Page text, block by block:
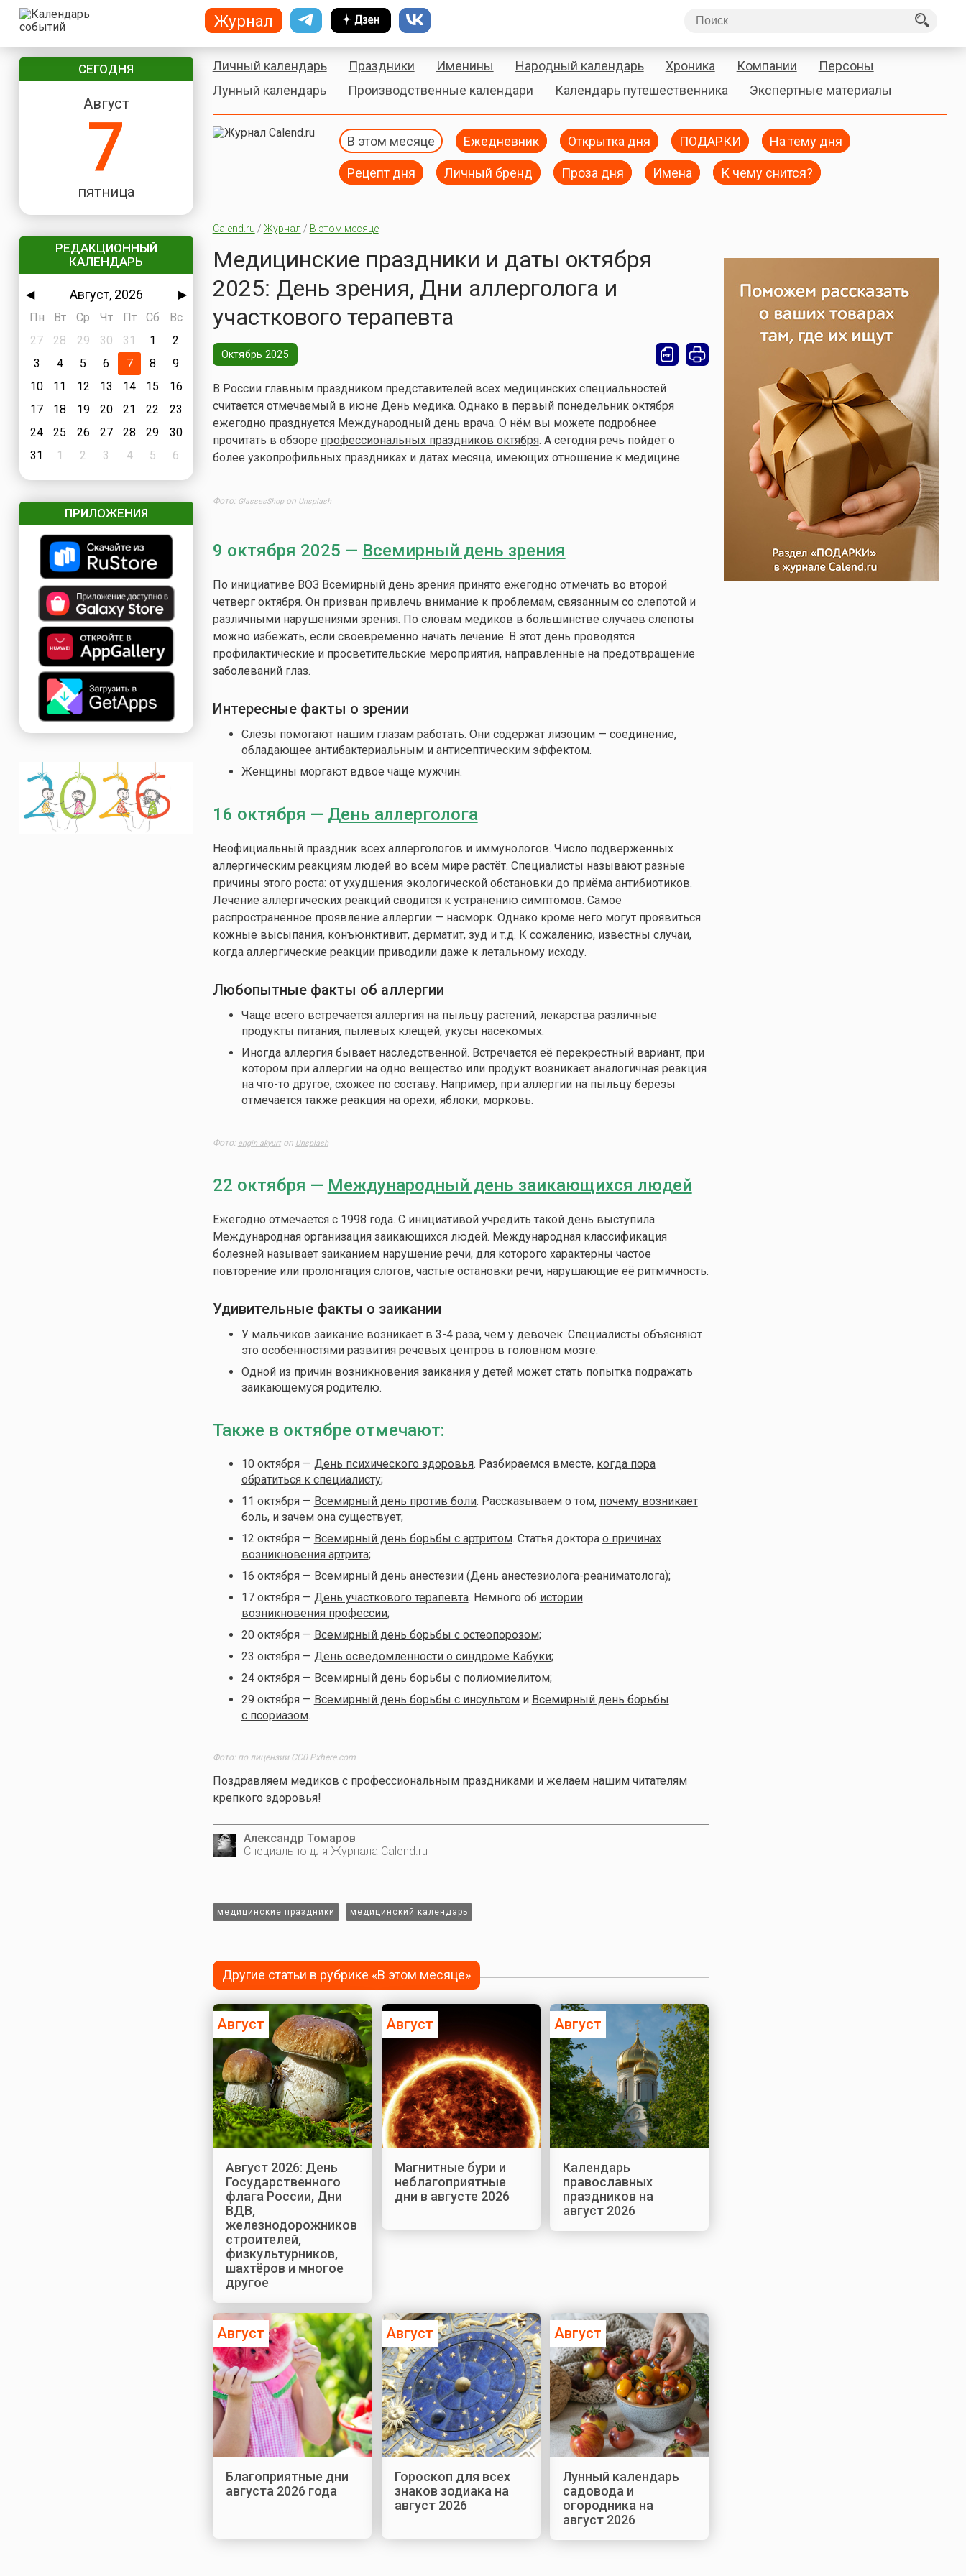
СЕГОДНЯ
Август
7
пятница
РЕДАКЦИОННЫЙ
КАЛЕНДАРЬ
◀ Август, 2026
▶
Пн
Вт Ср Чт Пт Сб
Вс
27
28 29 30 31 1
2
3
4 5 6 7 8
9
10
11 12 13 14 15
16
17
18 19 20 21 22
23
24
25 26 27 28 29
30
31
1 2 3 4 5 6
ПРИЛОЖЕНИЯ
Личный календарь Праздники Именины Народный календарь Хроника Компании
Персоны
Лунный календарь
Производственные календари Календарь путешественника Экспертные материалы
В этом месяце Ежедневник Открытка дня ПОДАРКИ На тему дня
Рецепт дня Личный бренд Проза дня Имена К чему снится?
Calend.ru / Журнал / В этом месяце
Медицинские праздники и даты октября
2025: День зрения, Дни аллерголога и
участкового терапевта
Октябрь 2025
В России главным праздником представителей всех медицинских специальностей
считается отмечаемый в июне День медика. Однако в первый понедельник октября
ежегодно празднуется Международный день врача. О нём вы можете подробнее
прочитать в обзоре профессиональных праздников октября. А сегодня речь пойдёт о
более узкопрофильных праздниках и датах месяца, имеющих отношение к медицине.
Фото: GlassesShopon Unsplash
9 октября 2025 — Всемирный день зрения
По инициативе ВОЗ Всемирный день зрения принято ежегодно отмечать во второй
четверг октября. Он призван привлечь внимание к проблемам, связанным со слепотой и
различными нарушениями зрения. По словам медиков в большинстве случаев слепоты
можно избежать, если своевременно начать лечение. В этот день проводятся
профилактические и просветительские мероприятия, направленные на предотвращение
заболеваний глаз.
Интересные факты о зрении
Слёзы помогают нашим глазам работать. Они содержат лизоцим — соединение,
обладающее антибактериальным и антисептическим эффектом.
Женщины моргают вдвое чаще мужчин.
16 октября — День аллерголога
Неофициальный праздник всех аллергологов и иммунологов. Число подверженных
аллергическим реакциям людей во всём мире растёт. Специалисты называют разные
причины этого роста: от ухудшения экологической обстановки до приёма антибиотиков.
Лечение аллергических реакций сводится к устранению симптомов. Самое
распространенное проявление аллергии — насморк. Однако кроме него могут проявиться
кожные высыпания, конъюнктивит, дерматит, зуд и т.д. К сожалению, известны случаи,
когда аллергические реакции приводили даже к летальному исходу.
Любопытные факты об аллергии
Чаще всего встречается аллергия на пыльцу растений, лекарства различные
продукты питания, пылевых клещей, укусы насекомых.
Иногда аллергия бывает наследственной. Встречается её перекрестный вариант, при
котором при аллергии на одно вещество или продукт возникает аналогичная реакция
на что-то другое, схожее по составу. Например, при аллергии на пыльцу березы
отмечается также реакция на орехи, яблоки, морковь.
Фото: engin akyurton Unsplash
22 октября — Международный день заикающихся людей
Ежегодно отмечается с 1998 года. С инициативой учредить такой день выступила
Международная организация заикающихся людей. Международная классификация
болезней называет заиканием нарушение речи, для которого характерны частое
повторение или пролонгация слогов, частые остановки речи, нарушающие её ритмичность.
Удивительные факты о заикании
У мальчиков заикание возникает в 3-4 раза, чем у девочек. Специалисты объясняют
это особенностями развития речевых центров в головном мозге.
Одной из причин возникновения заикания у детей может стать попытка подражать
заикающемуся родителю.
Также в октябре отмечают:
10 октября — День психического здоровья. Разбираемся вместе, когда пора
обратиться к специалисту;
11 октября — Всемирный день против боли. Рассказываем о том, почему возникает
боль, и зачем она существует;
12 октября — Всемирный день борьбы с артритом. Статья доктора о причинах
возникновения артрита;
16 октября — Всемирный день анестезии(День анестезиолога-реаниматолога);
17 октября — День участкового терапевта. Немного об истории
возникновения профессии;
20 октября — Всемирный день борьбы с остеопорозом;
23 октября — День осведомленности о синдроме Кабуки;
24 октября — Всемирный день борьбы с полиомиелитом;
29 октября — Всемирный день борьбы с инсультоми Всемирный день борьбы
с псориазом.
Фото: по лицензии CC0 Pxhere.com
Поздравляем медиков с профессиональным праздниками и желаем нашим читателям
крепкого здоровья!
Александр Томаров
Специально для Журнала Calend.ru
медицинские праздники медицинский календарь
Другие статьи в рубрике «В этом месяце»
Август
Август 2026: День
Государственного
флага России, Дни
ВДВ,
железнодорожников,
строителей,
физкультурников,
шахтёров и многое
другое
Август
Магнитные бури и
неблагоприятные
дни в августе 2026
Август
Календарь
православных
праздников на
август 2026
Август
Благоприятные дни
августа 2026 года
Август
Гороскоп для всех
знаков зодиака на
август 2026
Август
Лунный календарь
садовода и
огородника на
август 2026
Журнал